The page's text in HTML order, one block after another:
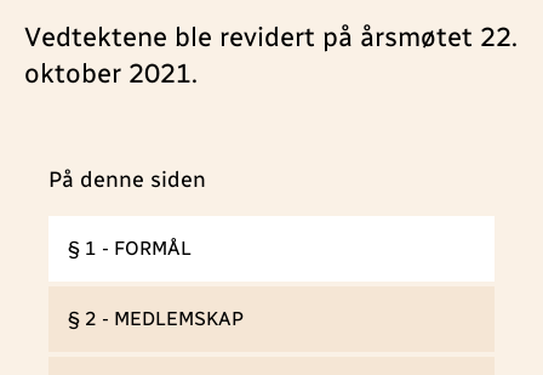
Vedtektene ble revidert på årsmøtet 22.
oktober 2021.
På denne siden
§ 1 - FORMÅL
§ 2 - MEDLEMSKAP